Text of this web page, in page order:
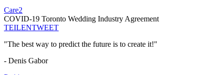
Care2
COVID-19 Toronto Wedding Industry Agreement
TEILENTWEET
"The best way to predict the future is to create it!"
- Denis Gabor